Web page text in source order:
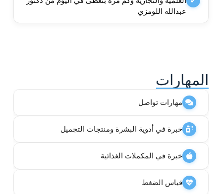
عبدالله اللومزي
المهارات
مهارات تواصل
خبرة في أدوية البشرة ومنتجات التجميل
خبرة في المكملات الغذائية
قياس الضغط